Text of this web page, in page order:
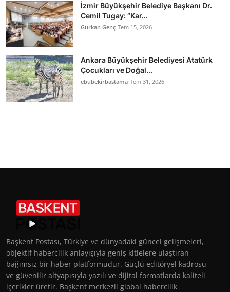
İzmir Büyükşehir Belediye Başkanı Dr.
Cemil Tugay: “Kar...
Gürkan Genç Tem 15, 2026
Ankara Büyükşehir Belediyesi Atatürk
Çocukları ve Doğal...
ebubekirbastama Tem 31, 2026
Başkent Postası, Türkiye ve dünyadaki güncel gelişmeleri,
objektif habercilik anlayışıyla geniş kitlelere ulaştıran
bağımsız bir haber platformudur. Güçlü editöryel kadrosu
ve güvenilir altyapısıyla yazılı ve dijital formatlarda kaliteli
içerikler üretir. Başkent merkezli global habercilik